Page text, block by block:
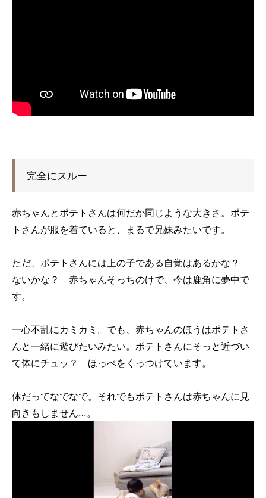
完全にスルー
赤ちゃんとポテトさんは何だか同じような大きさ。ポテ
トさんが服を着ていると、まるで兄妹みたいです。
ただ、ポテトさんには上の子である自覚はあるかな？
ないかな？ 赤ちゃんそっちのけで、今は鹿角に夢中で
す。
一心不乱にカミカミ。でも、赤ちゃんのほうはポテトさ
んと一緒に遊びたいみたい。ポテトさんにそっと近づい
て体にチュッ？ ほっぺをくっつけています。
体だってなでなで。それでもポテトさんは赤ちゃんに見
向きもしません…。